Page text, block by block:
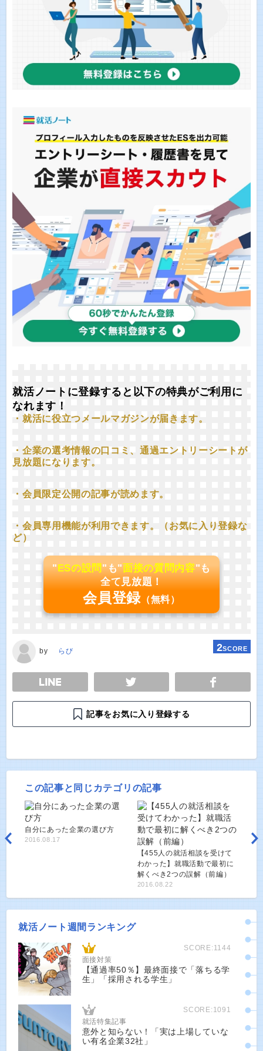
就活ノートに登録すると以下の特典がご利用に
なれます！
・就活に役立つメールマガジンが届きます。
・企業の選考情報の口コミ、通過エントリーシートが
見放題になります。
・会員限定公開の記事が読めます。
・会員専用機能が利用できます。（お気に入り登録な
ど）
"ESの設問"も"面接の質問内容"も
全て見放題！
会員登録 （無料）
by らび 2SCORE
TWEET
記事をお気に入り登録する
この記事と同じカテゴリの記事
自分にあった企業の選び方
2016.08.17
【455人の就活相談を受けて
わかった】就職活動で最初に
解くべき2つの誤解（前編）
2016.08.22
就活ノート週間ランキング
SCORE:1144
面接対策
【通過率50％】最終面接で「落ちる学
生」「採用される学生」
SCORE:1091
就活特集記事
意外と知らない！「実は上場していな
い有名企業32社」